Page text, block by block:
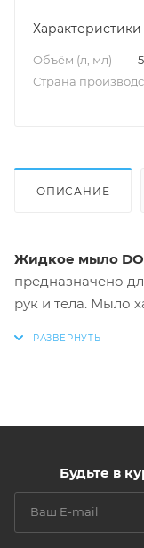
Характеристики
Объём (л, мл) —
Страна
ОПИСАНИЕ
Жидкое мыло
предназначено
рук и тела. Мыло
бензиловый
тиазол-3(2Н)-она
Будьте в